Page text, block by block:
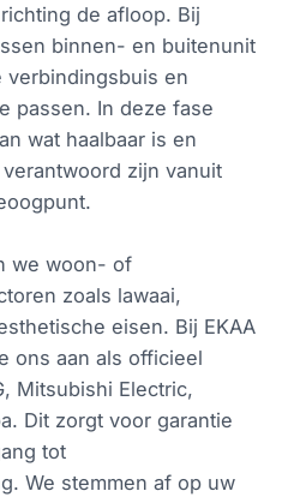
de afloop. Bij
binnen- en buitenunit
verbindingsbuis en
passen. In deze fase
wat haalbaar is en
zijn vanuit
we woon- of
zoals lawaai,
eisen. Bij EKAA
ons aan als officieel
Mitsubishi Electric,
Dit zorgt voor garantie
tot
We stemmen af op uw